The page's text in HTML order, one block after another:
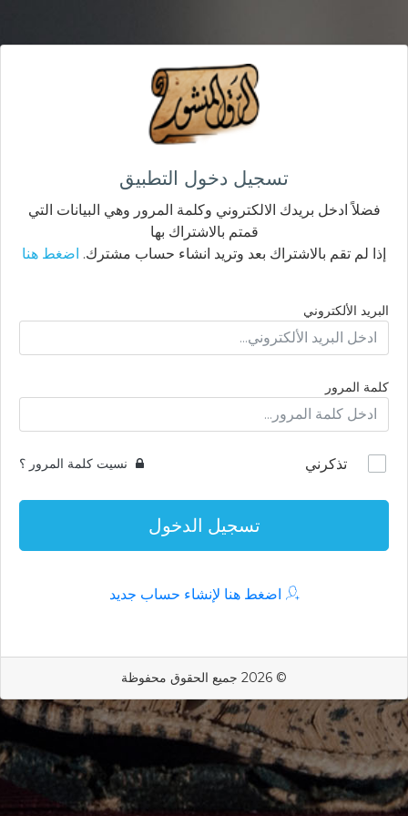
تسجيل دخول التطبيق
فضلاً ادخل بريدك الالكتروني وكلمة المرور وهي البيانات التي
قمتم بالاشتراك بها
إذا لم تقم بالاشتراك بعد وتريد انشاء حساب مشترك. اضغط هنا
البريد الألكتروني
كلمة المرور
تذكرني نسيت كلمة المرور ؟
تسجيل الدخول
اضغط هنا لإنشاء حساب جديد
© 2026 جميع الحقوق محفوظة